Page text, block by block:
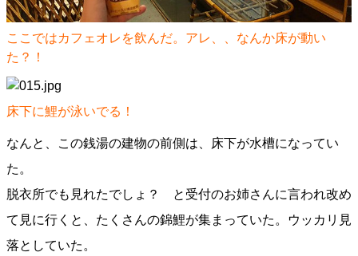
ここではカフェオレを飲んだ。アレ、、なんか床が動い
た？！
床下に鯉が泳いでる！
なんと、この銭湯の建物の前側は、床下が水槽になってい
た。
脱衣所でも見れたでしょ？ と受付のお姉さんに言われ改め
て見に行くと、たくさんの錦鯉が集まっていた。ウッカリ見
落としていた。